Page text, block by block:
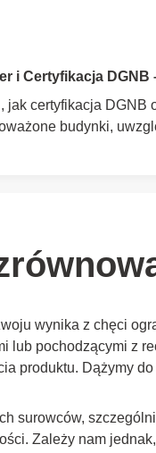
i Certyfikacja DGNB
Budownictwo
jak certyfikacja DGNB
budynki,
wynika z chęci
lub pochodzącymi z
produktu. Dążymy
surowców,
Zależy nam